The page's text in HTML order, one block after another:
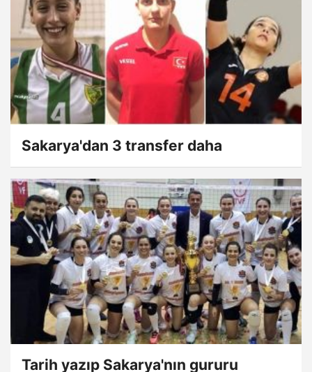
Sakarya'dan 3 transfer daha
Tarih yazıp Sakarya'nın gururu